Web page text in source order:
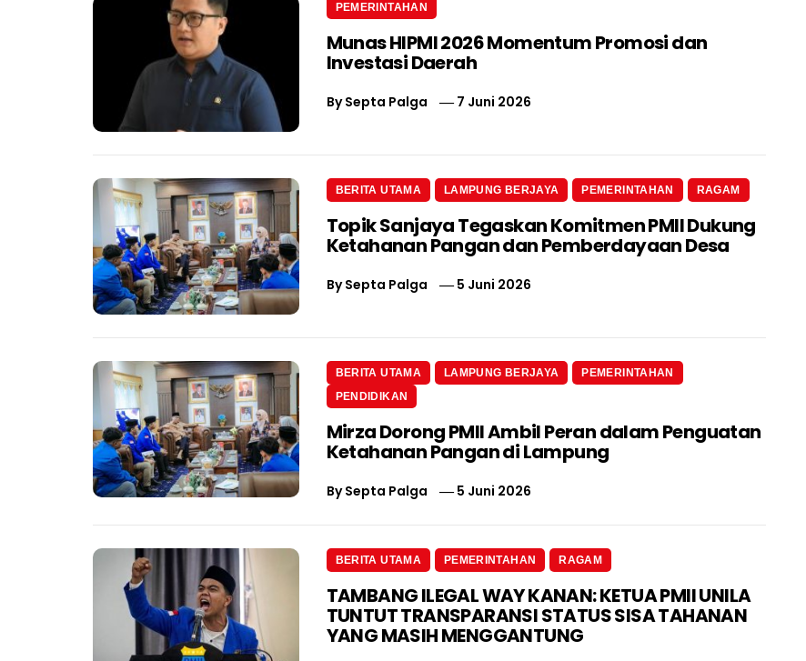
PEMERINTAHAN
Munas HIPMI 2026 Momentum Promosi dan
Investasi Daerah
BySepta Palga 7 Juni 2026
BERITA UTAMA LAMPUNG BERJAYA PEMERINTAHAN RAGAM
Topik Sanjaya Tegaskan Komitmen PMII Dukung
Ketahanan Pangan dan Pemberdayaan Desa
BySepta Palga 5 Juni 2026
BERITA UTAMA LAMPUNG BERJAYA
PEMERINTAHAN
PENDIDIKAN
Mirza Dorong PMII Ambil Peran dalam Penguatan
Ketahanan Pangan di Lampung
BySepta Palga 5 Juni 2026
BERITA UTAMA PEMERINTAHAN RAGAM
TAMBANG ILEGAL WAY KANAN: KETUA PMII UNILA
TUNTUT TRANSPARANSI STATUS SISA TAHANAN
YANG MASIH MENGGANTUNG